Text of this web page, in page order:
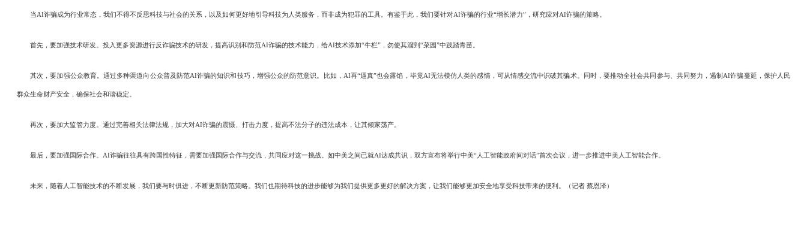
当AI诈骗成为行业常态，我们不得不反思科技与社会的关系，以及如何更好地引导科技为人类服务，而非成为犯罪的工具。有鉴于此，我们要针对AI诈骗的行业“增长潜力”，研究应对AI诈骗的策略。
首先，要加强技术研发。投入更多资源进行反诈骗技术的研发，提高识别和防范AI诈骗的技术能力，给AI技术添加“牛栏”，勿使其溜到“菜园”中践踏青苗。
其次，要加强公众教育。通过多种渠道向公众普及防范AI诈骗的知识和技巧，增强公众的防范意识。比如，AI再“逼真”也会露馅，毕竟AI无法模仿人类的感情，可从情感交流中识破其骗术。同时，要推动全社会共同参与、共同努力，遏制AI诈骗蔓延，保护人民
群众生命财产安全，确保社会和谐稳定。
再次，要加大监管力度。通过完善相关法律法规，加大对AI诈骗的震慑、打击力度，提高不法分子的违法成本，让其倾家荡产。
最后，要加强国际合作。AI诈骗往往具有跨国性特征，需要加强国际合作与交流，共同应对这一挑战。如中美之间已就AI达成共识，双方宣布将举行中美“人工智能政府间对话”首次会议，进一步推进中美人工智能合作。
未来，随着人工智能技术的不断发展，我们要与时俱进，不断更新防范策略。我们也期待科技的进步能够为我们提供更多更好的解决方案，让我们能够更加安全地享受科技带来的便利。（记者 蔡恩泽）